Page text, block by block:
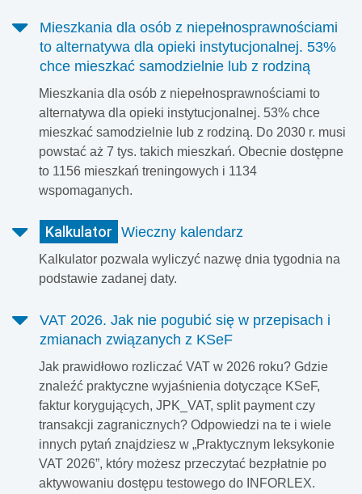
Mieszkania dla osób z niepełnosprawnościami
to alternatywa dla opieki instytucjonalnej. 53%
chce mieszkać samodzielnie lub z rodziną
Mieszkania dla osób z niepełnosprawnościami to
alternatywa dla opieki instytucjonalnej. 53% chce
mieszkać samodzielnie lub z rodziną. Do 2030 r. musi
powstać aż 7 tys. takich mieszkań. Obecnie dostępne
to 1156 mieszkań treningowych i 1134
wspomaganych.
Kalkulator Wieczny kalendarz
Kalkulator pozwala wyliczyć nazwę dnia tygodnia na
podstawie zadanej daty.
VAT 2026. Jak nie pogubić się w przepisach i
zmianach związanych z KSeF
Jak prawidłowo rozliczać VAT w 2026 roku? Gdzie
znaleźć praktyczne wyjaśnienia dotyczące KSeF,
faktur korygujących, JPK_VAT, split payment czy
transakcji zagranicznych? Odpowiedzi na te i wiele
innych pytań znajdziesz w „Praktycznym leksykonie
VAT 2026”, który możesz przeczytać bezpłatnie po
aktywowaniu dostępu testowego do INFORLEX.